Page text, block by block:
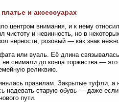
и аксессуарах
центром внимания, и к нему
чистоту и невинность, но в
верности, розовый — как знак
или вуаль. Её длина
снимали до конца торжества —
реликвию.
правилам. Закрытые туфли, а
надевать старую обувь — даже
пути.